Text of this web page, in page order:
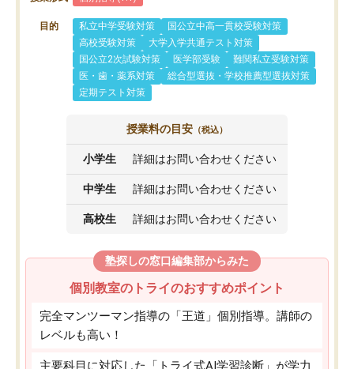
目的 私立中学受験対策
国公立中高一貫校受験対策
高校受験対策
大学入学共通テスト対策
国公立2次試験対策
医学部受験
難関私立受験対策
医・歯・薬系対策
総合型選抜・学校推薦型選抜対策
定期テスト対策
授業料の目安 （税込）
小学生 詳細はお問い合わせください
中学生 詳細はお問い合わせください
高校生 詳細はお問い合わせください
塾探しの窓口編集部からみた
個別教室のトライのおすすめポイント
完全マンツーマン指導の「王道」個別指導。講師の
レベルも高い！
主要科目に対応した「トライ式AI学習診断」が学力